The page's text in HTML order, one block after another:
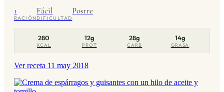
1
RACIÓN
Fácil
DIFICULTAD
Postre
280
KCAL
12g
PROT
28g
CARB
14g
GRASA
Ver receta 11 may 2018